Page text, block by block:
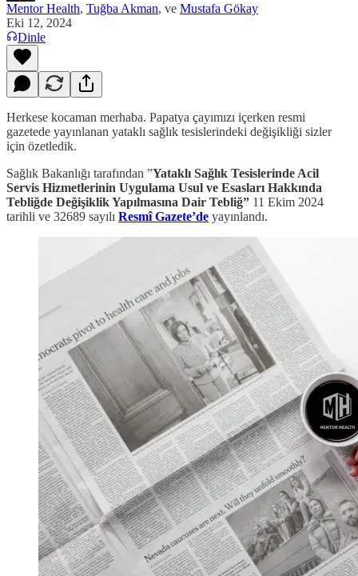
Mentor Health, Tuğba Akman, ve Mustafa Gökay
Eki 12, 2024
Dinle
Herkese kocaman merhaba. Papatya çayımızı içerken resmi
gazetede yayınlanan yataklı sağlık tesislerindeki değişikliği sizler
için özetledik.
Sağlık Bakanlığı tarafından ”Yataklı Sağlık Tesislerinde Acil
Servis Hizmetlerinin Uygulama Usul ve Esasları Hakkında
Tebliğde Değişiklik Yapılmasına Dair Tebliğ” 11 Ekim 2024
tarihli ve 32689 sayılı Resmî Gazete’de yayınlandı.